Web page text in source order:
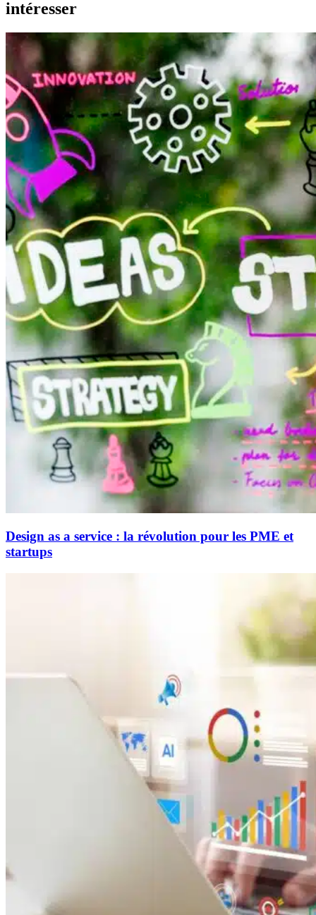
intéresser
Design as a service : la révolution pour les PME et
startups